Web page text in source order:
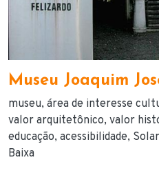
Museu Joaquim
museu área de interesse
valor arquitetônico valor
educação acessibilidade
Baixa